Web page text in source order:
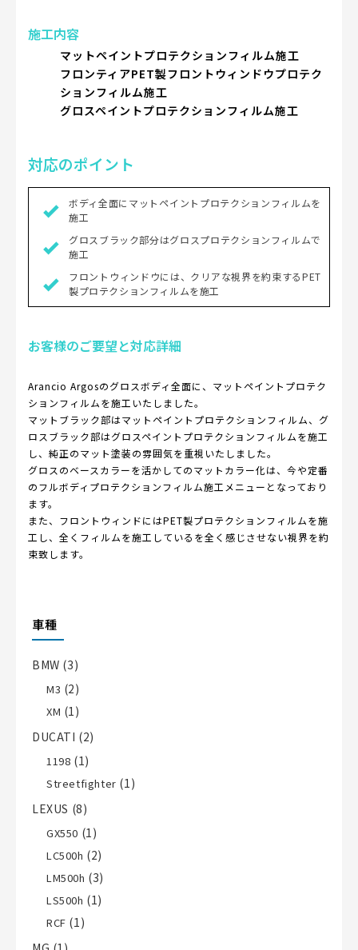
施工内容
マットペイントプロテクションフィルム施工
フロンティアPET製フロントウィンドウプロテク
ションフィルム施工
グロスペイントプロテクションフィルム施工
対応のポイント
ボディ全面にマットペイントプロテクションフィルムを
施工
グロスブラック部分はグロスプロテクションフィルムで
施工
フロントウィンドウには、クリアな視界を約束するPET
製プロテクションフィルムを施工
お客様のご要望と対応詳細
Arancio Argosのグロスボディ全面に、マットペイントプロテク
ションフィルムを施工いたしました。
マットブラック部はマットペイントプロテクションフィルム、グ
ロスブラック部はグロスペイントプロテクションフィルムを施工
し、純正のマット塗装の雰囲気を重視いたしました。
グロスのベースカラーを活かしてのマットカラー化は、今や定番
のフルボディプロテクションフィルム施工メニューとなっており
ます。
また、フロントウィンドにはPET製プロテクションフィルムを施
工し、全くフィルムを施工しているを全く感じさせない視界を約
束致します。
車種
BMW (3)
M3 (2)
XM (1)
DUCATI (2)
1198 (1)
Streetfighter (1)
LEXUS (8)
GX550 (1)
LC500h (2)
LM500h (3)
LS500h (1)
RCF (1)